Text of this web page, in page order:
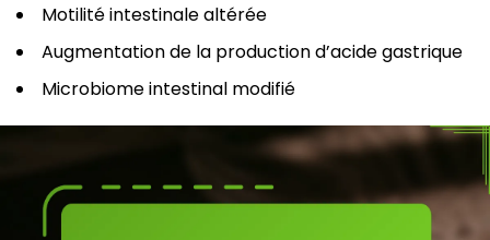
Motilité intestinale altérée
Augmentation de la production d’acide gastrique
Microbiome intestinal modifié